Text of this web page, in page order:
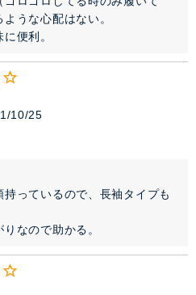
うな心配はない。
便利。
10/25
っているので、長袖タイプも
なので助かる。